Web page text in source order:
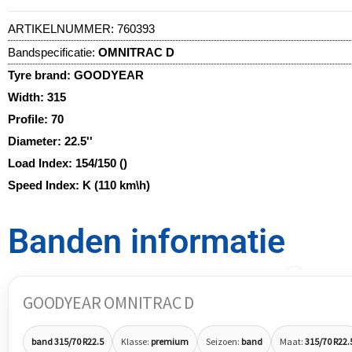
ARTIKELNUMMER: 760393
Bandspecificatie: OMNITRAC D
Tyre brand: GOODYEAR
Width: 315
Profile: 70
Diameter: 22.5''
Load Index: 154/150 ()
Speed Index: K (110 km\h)
Banden informatie
GOODYEAR OMNITRAC D
band 315/70 R22.5 Klasse: premium Seizoen: band Maat: 315/70